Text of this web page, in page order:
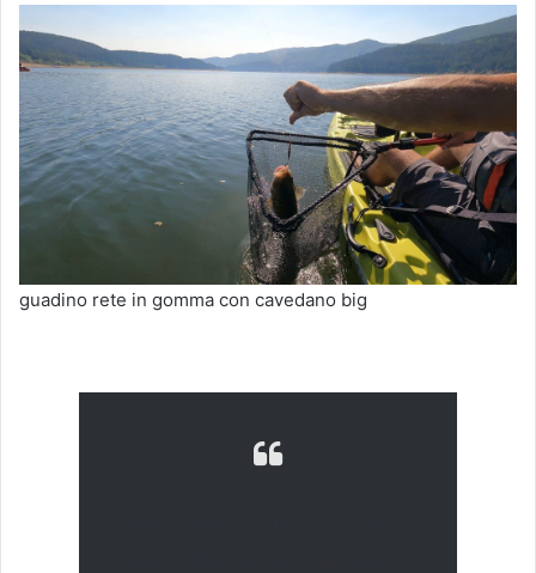
guadino rete in gomma con cavedano big